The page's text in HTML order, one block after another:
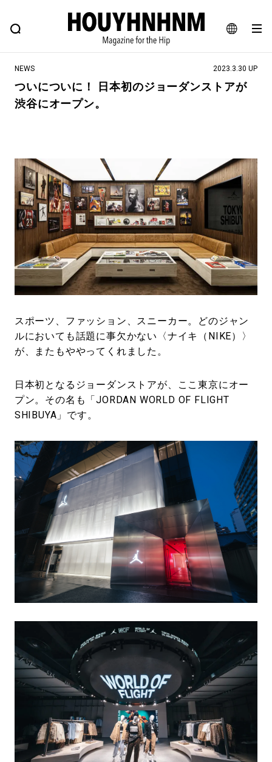
JA
EN
FEATURE BLOG SNAP
ヒップなファッション、カルチャー、ライフスタイルWEBマガジン
#NEW VINTAGE #マイナーグッド図鑑
#路地裏てぃーん。 #MONTHLY JOURNAL
#GH 銘品の所以 #フイナムのYouTube
#Commune H #FOCUS IT #AH.H
#ととけん #FASHION #MUSIC #MOVIE
#LIFESTYLE #SNEAKER #OUTDOOR
#SPORTS #HANDSOME HANDBOOK
NEWS 2023.3.30 UP
ついについに！ 日本初のジョーダンストアが
渋谷にオープン。
スポーツ、ファッション、スニーカー。どのジャン
ルにおいても話題に事欠かない〈ナイキ（NIKE）〉
が、またもややってくれました。
日本初となるジョーダンストアが、ここ東京にオー
プン。その名も「JORDAN WORLD OF FLIGHT
SHIBUYA」です。